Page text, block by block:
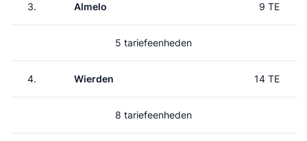
3. Almelo 9 TE
5 tariefeenheden
4. Wierden 14 TE
8 tariefeenheden